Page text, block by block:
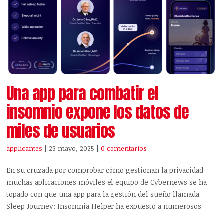
Una app para combatir el
insomnio expone los datos de
miles de usuarios
applicantes | 23 mayo, 2025 |0 comentarios
En su cruzada por comprobar cómo gestionan la privacidad
muchas aplicaciones móviles el equipo de Cybernews se ha
topado con que una app para la gestión del sueño llamada
Sleep Journey: Insomnia Helper ha expuesto a numerosos